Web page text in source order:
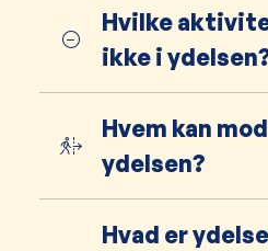
Hvilke
ikke i
Hvem kan
ydelsen?
Hvad er